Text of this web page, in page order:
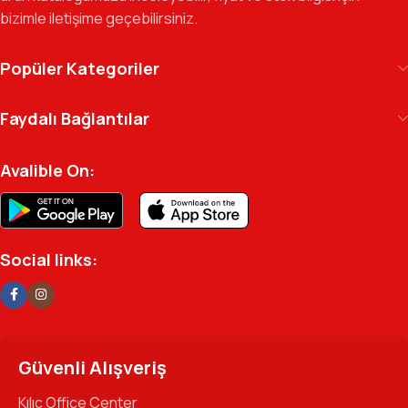
geçen gün büyütmeye devam ediyoruz.
Kılıç Office Center
arşivinizdeki dosyaya kadar her detayda yanınızda.
Ofisinizin enerjisini ve verimliliğini artırmak için
profesyonel kadromuzla hizmetinizdeyiz.
bizimle iletişime geçebilirsiniz.
Popüler Kategoriler
Faydalı Bağlantılar
Avalible On:
Social links:
Güvenli Alışveriş
Kılıç Office Center